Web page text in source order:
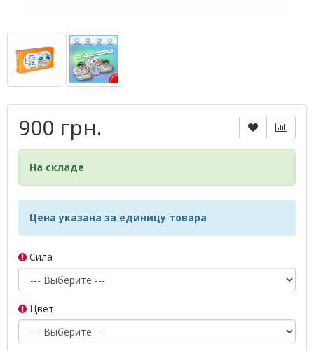
900 грн.
На складе
Цена указана за единицу товара
Сила
Цвет